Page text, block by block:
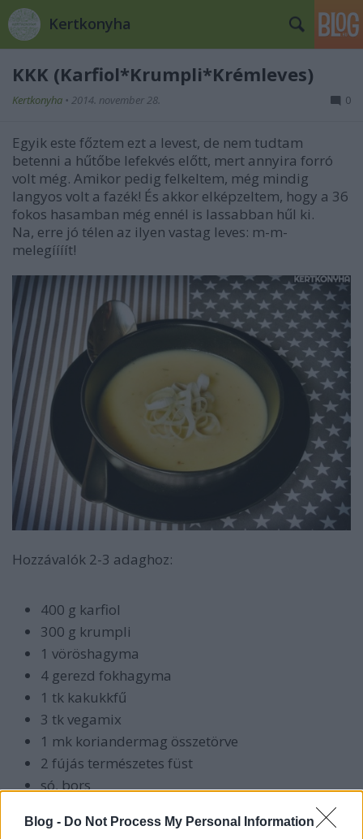
Blog - Do Not Process My Personal Information
Kertkonyha
KKK (Karfiol*Krumpli*Krémleves)
Kertkonyha • 2014. november 28. 0
Egyik este főztem ezt a levest, de nem tudtam
betenni a hűtőbe lefekvés előtt, mert annyira forró
volt még. Amikor pedig felkeltem, még mindig
langyos volt a fazék! És akkor elképzeltem, hogy a 36
fokos hasamban még ennél is lassabban hűl ki.
Na, erre jó télen az ilyen vastag leves: m-m-
melegíííít!
Hozzávalók 2-3 adaghoz:
400 g karfiol
300 g krumpli
1 vöröshagyma
4 gerezd fokhagyma
1 tk kakukkfű
3 tk vegamix
1 mk koriandermag összetörve
2 fújás természetes füst
só, bors
2 púpozott evőkanál sörélesztő pehely